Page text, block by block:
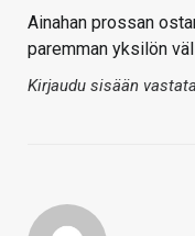
Ainahan prossan
paremman yksilön
Kirjaudu sisään